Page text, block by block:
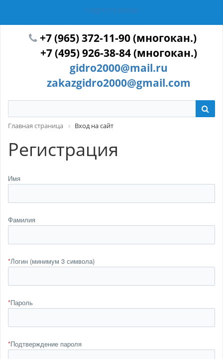
ГИДРОТЕХМАШ
+7 (965) 372-11-90 (многокан.)
+7 (495) 926-38-84 (многокан.)
gidro2000@mail.ru
zakazgidro2000@gmail.com
Главная страница Вход на сайт
Регистрация
Имя
Фамилия
*Логин (минимум 3 символа)
*Пароль
*Подтверждение пароля